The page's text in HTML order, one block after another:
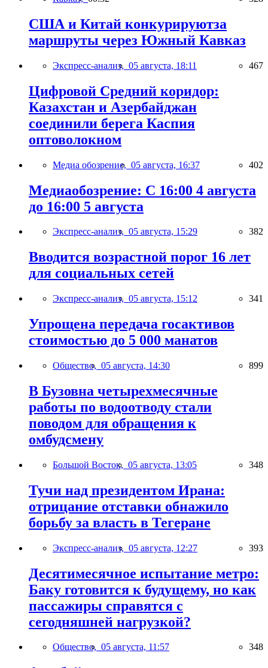
США и Китай конкурируютза
маршруты через Южный Кавказ
Экспресс-анализ, 05 августа, 18:11 467
Цифровой Средний коридор:
Казахстан и Азербайджан
соединили берега Каспия
оптоволокном
Медиа обозрение, 05 августа, 16:37 402
Медиаобозрение: С 16:00 4 августа
до 16:00 5 августа
Экспресс-анализ, 05 августа, 15:29 382
Вводится возрастной порог 16 лет
для социальных сетей
Экспресс-анализ, 05 августа, 15:12 341
Упрощена передача госактивов
стоимостью до 5 000 манатов
Общество, 05 августа, 14:30 899
В Бузовна четырехмесячные
работы по водоотводу стали
поводом для обращения к
омбудсмену
Большой Восток, 05 августа, 13:05 348
Тучи над президентом Ирана:
отрицание отставки обнажило
борьбу за власть в Тегеране
Экспресс-анализ, 05 августа, 12:27 393
Десятимесячное испытание метро:
Баку готовится к будущему, но как
пассажиры справятся с
сегодняшней нагрузкой?
Общество, 05 августа, 11:57 348